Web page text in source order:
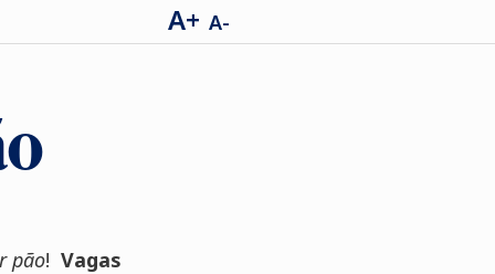
A+ A-
pão! Vagas